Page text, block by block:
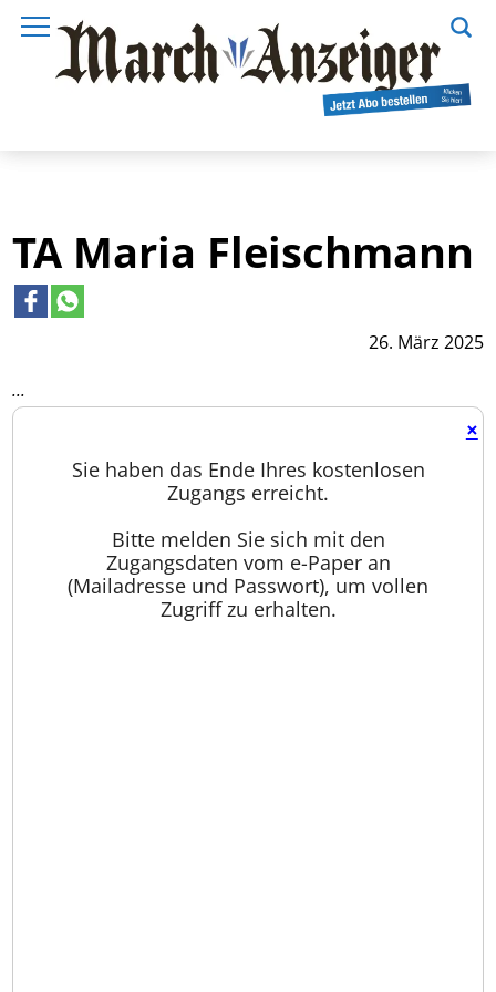
26. März 2025
TA Maria Fleischmann
...
×
Sie haben das Ende Ihres kostenlosen
Zugangs erreicht.
Bitte melden Sie sich mit den
Zugangsdaten vom e-Paper an
(Mailadresse und Passwort), um vollen
Zugriff zu erhalten.